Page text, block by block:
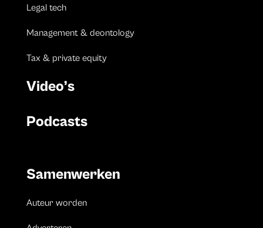
Legal tech
Management & deontology
Tax & private equity
Video’s
Podcasts
Samenwerken
Auteur worden